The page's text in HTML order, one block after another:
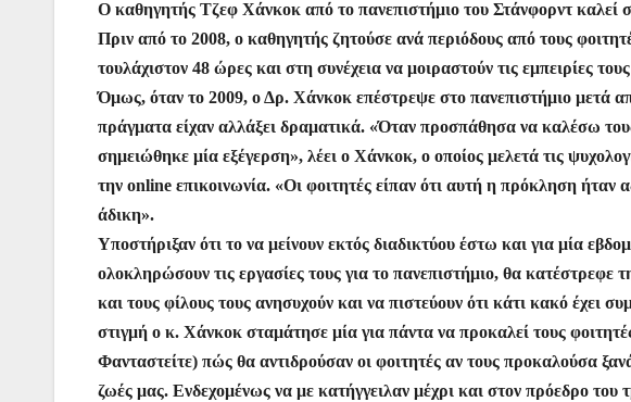
c
e
b
o
o
k
itt
er
at
s
A
p
p
ai
l
er
e
st
s
s
e
n
g
er
e
gr
a
m
er
Ο καθηγητής Τζεφ Χάνκοκ από το πανεπιστήμιο του Στάνφορντ καλεί
Πριν από το 2008, ο καθηγητής ζητούσε ανά περιόδους από τους
τουλάχιστον 48 ώρες και στη συνέχεια να μοιραστούν τις εμπειρίες
Όμως, όταν το 2009, ο Δρ. Χάνκοκ επέστρεψε στο πανεπιστήμιο μετά
πράγματα είχαν αλλάξει δραματικά. «Όταν προσπάθησα να καλέσω
σημειώθηκε μία εξέγερση», λέει ο Χάνκοκ, ο οποίος μελετά τις
την online επικοινωνία. «Οι φοιτητές είπαν ότι αυτή η πρόκληση ήταν
άδικη».
Υποστήριξαν ότι το να μείνουν εκτός διαδικτύου έστω και για μία
ολοκληρώσουν τις εργασίες τους για το πανεπιστήμιο, θα κατέστρεφε
και τους φίλους τους ανησυχούν και να πιστεύουν ότι κάτι κακό έχει
στιγμή ο κ. Χάνκοκ σταμάτησε μία για πάντα να προκαλεί τους
Φανταστείτε) πώς θα αντιδρούσαν οι φοιτητές αν τους προκαλούσα
ζωές μας. Ενδεχομένως να με κατήγγειλαν μέχρι και στον πρόεδρο του